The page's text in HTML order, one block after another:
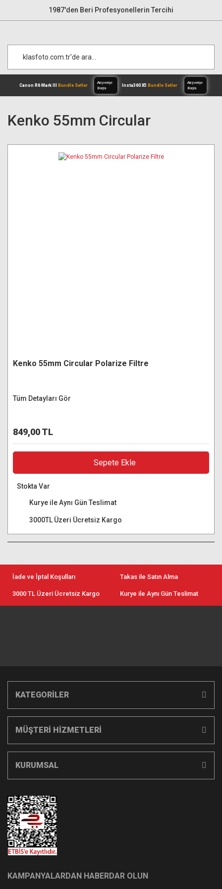
1987'den Beri Profesyonellerin Tercihi
Başla
Kenko 55mm Circular
Kenko 55mm Circular Polarize Filtre
Tüm Detayları Gör
849,00 TL
Sepete Ekle
Stokta Var
Kurye ile Aynı Gün Teslimat
3000TL Üzeri Ücretsiz Kargo
İade ve İptal Koşulları Takas ile Satın Alma
3000 TL Üzeri Ücretsiz Kargo Kurye ile Aynı Gün Teslimat
KATEGORİLER
MÜŞTERİ HİZMETLERİ
KURUMSAL
KAMPANYALARDAN HABERDAR OLUN